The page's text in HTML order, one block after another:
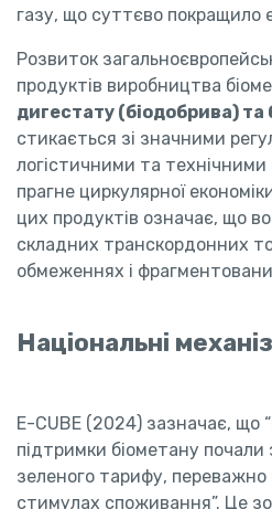
газу, що суттєво покращило
Розвиток
продуктів виробництва
дигестату (біодобрива) та
стикається зі значними
логістичними та
прагне циркулярної
цих продуктів означає, що
складних транскордонних
обмеженнях і
Національні
E-CUBE (2024) зазначає, що
підтримки біометану
зеленого тарифу,
стимулах споживання”. Це